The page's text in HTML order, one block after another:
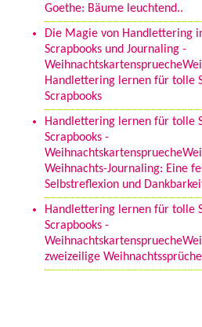
Goethe: Bäume leuchtend..
Die Magie von Handlettering
Scrapbooks und Journaling -
Handlettering lernen für tolle
Scrapbooks
Handlettering lernen für tolle
Scrapbooks -
Weihnachts-Journaling: Eine
Selbstreflexion und
Handlettering lernen für tolle
Scrapbooks -
zweizeilige